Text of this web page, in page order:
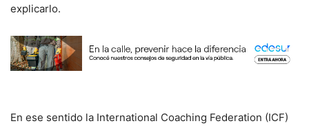
explicarlo.
En ese sentido la International Coaching Federation (ICF)